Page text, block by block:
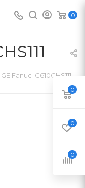
0
GE Fanuc IC610CHS111
0
0
0